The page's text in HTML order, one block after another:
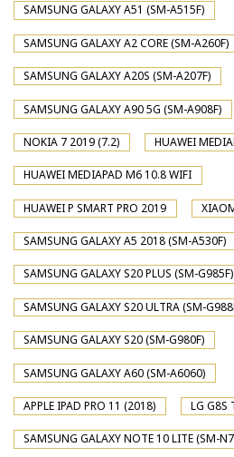
SAMSUNG GALAXY A51 (SM-A515F)
SAMSUNG GALAXY A2 CORE (SM-A260F)
SAMSUNG GALAXY A20S (SM-A207F)
SAMSUNG GALAXY A90 5G (SM-A908F)
NOKIA 7 2019 (7.2) HUAWEI
HUAWEI MEDIAPAD M6 10.8 WIFI
HUAWEI P SMART PRO 2019
SAMSUNG GALAXY A5 2018 (SM-A530F)
SAMSUNG GALAXY S20 PLUS (SM-G985F)
SAMSUNG GALAXY S20 ULTRA (SM-
SAMSUNG GALAXY S20 (SM-G980F)
SAMSUNG GALAXY A60 (SM-A6060)
APPLE IPAD PRO 11 (2018) LG G8S
SAMSUNG GALAXY NOTE 10 LITE (SM-